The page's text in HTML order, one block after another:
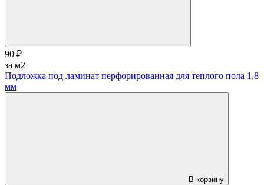
90 ₽
за м2
Подложка под ламинат перфорированная для теплого пола 1,8
мм
В корзину